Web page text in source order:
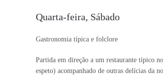
Quarta-feira, Sábado
Gastronomia típica e folclore
Partida em direção a um restaurante típico
espeto) acompanhado de outras delícias da